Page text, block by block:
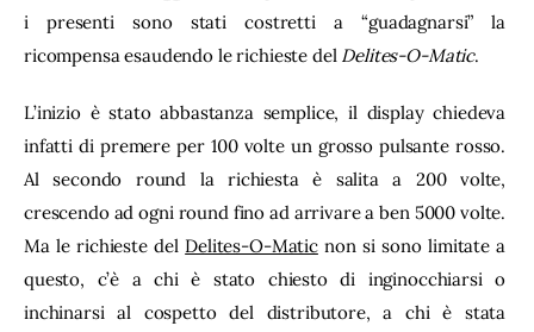
i presenti sono stati costretti a “guadagnarsi” la
ricompensa esaudendo le richieste del Delites-O-Matic.
L’inizio è stato abbastanza semplice, il display chiedeva
infatti di premere per 100 volte un grosso pulsante rosso.
Al secondo round la richiesta è salita a 200 volte,
crescendo ad ogni round fino ad arrivare a ben 5000 volte.
Ma le richieste del Delites-O-Matic non si sono limitate a
questo, c’è a chi è stato chiesto di inginocchiarsi o
inchinarsi al cospetto del distributore, a chi è stata